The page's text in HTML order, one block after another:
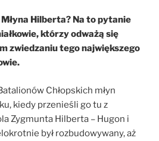
Hilberta? Na to pytanie
którzy odważą się
zwiedzaniu tego największego
Chłopskich młyn
kiedy przenieśli go tu z
Zygmunta Hilberta – Hugon i
był rozbudowywany, aż